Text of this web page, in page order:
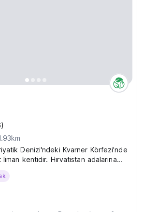
Denizi'ndeki Kvarner Körfezi'nde
kentidir. Hırvatistan adalarına
biliniyor.